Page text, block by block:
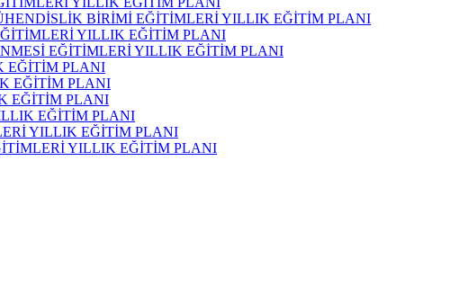
BİRİMİ EĞİTİMLERİ YILLIK EĞİTİM PLANI
YILLIK EĞİTİM PLANI
EĞİTİMLERİ YILLIK EĞİTİM PLANI
EĞİTİM PLANI
EĞİTİM PLANI
EĞİTİM PLANI
EĞİTİM PLANI
YILLIK EĞİTİM PLANI
YILLIK EĞİTİM PLANI